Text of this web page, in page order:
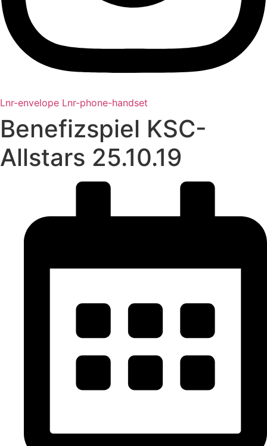
Lnr-envelope Lnr-phone-handset
Benefizspiel KSC-
Allstars 25.10.19